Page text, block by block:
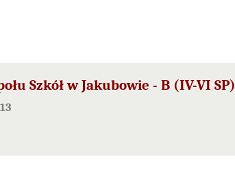
Szkół w Jakubowie - B (IV-VI SP)